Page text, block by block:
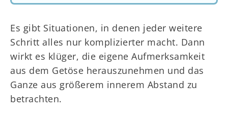
Es gibt Situationen, in denen jeder weitere
Schritt alles nur komplizierter macht. Dann
wirkt es klüger, die eigene Aufmerksamkeit
aus dem Getöse herauszunehmen und das
Ganze aus größerem innerem Abstand zu
betrachten.